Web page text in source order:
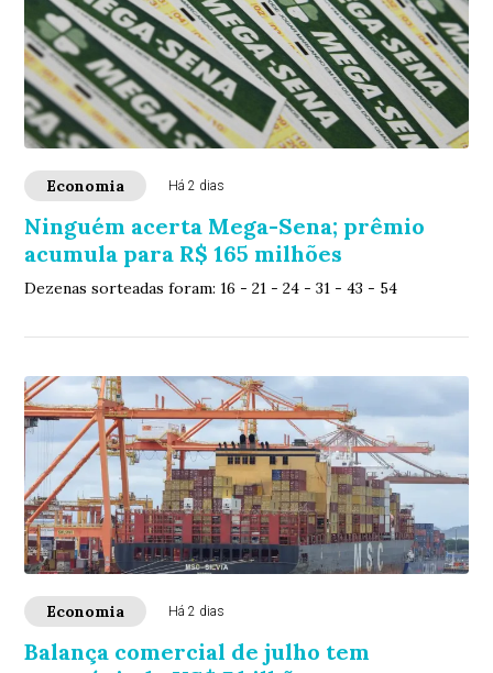
Economia Há 2 dias
Ninguém acerta Mega-Sena; prêmio
acumula para R$ 165 milhões
Dezenas sorteadas foram: 16 - 21 - 24 - 31 - 43 - 54
Economia Há 2 dias
Balança comercial de julho tem